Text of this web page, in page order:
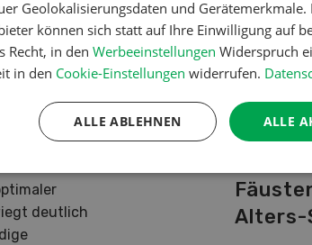
Uhr
nur
deutlich
von A-
Alters-
Geolokalisierungsdaten und
können sich statt auf Ihre Einwilligung auf
Recht, in den Werbeeinstellungen Widerspruch
in den Cookie-Einstellungen widerrufen.
ALLE
ALLE ABLEHNEN